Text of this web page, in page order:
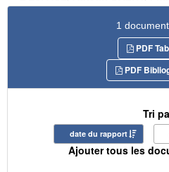
1
PDF
PDF
Tri
date du rapport
Ajouter tous les